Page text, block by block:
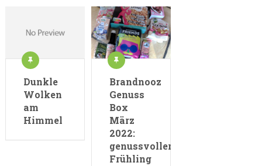
Dunkle
Wolken
am
Himmel
Brandnooz
Genuss
Box
März
2022:
genussvoller
Frühling